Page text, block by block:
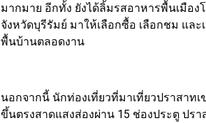
มากมาย อีกทั้ง ยังได้ลิ้มรสอาหารพื้นเมือ
จังหวัดบุรีรัมย์ มาให้เลือกซื้อ เลือกชม แ
พื้นบ้านตลอดงาน
นอกจากนี้ นักท่องเที่ยวที่มาเที่ยวปราสาท
ขึ้นตรงสาดแสงส่องผ่าน 15 ช่องประตู ปร